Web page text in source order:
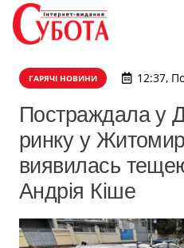
ГАРЯЧІ НОВИНИ 12:37,
Постраждала у
ринку у
виявилась
Андрія Кіше